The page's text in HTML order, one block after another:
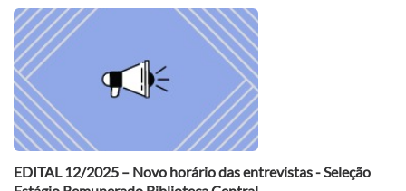
EDITAL 12/2025 – Novo horário das entrevistas - Seleção